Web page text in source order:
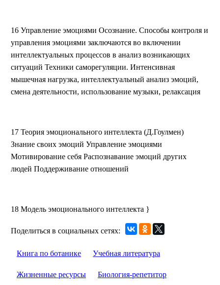
16 Управление эмоциями Осознание. Способы контроля и
управления эмоциями заключаются во включении
интеллектуальных процессов в анализ возникающих
ситуаций Техники саморегуляции. Интенсивная
мышечная нагрузка, интеллектуальный анализ эмоций,
смена деятельности, использование музыки, релаксация
17 Теория эмоционального интеллекта (Д.Гоулмен)
Знание своих эмоций Управление эмоциями
Мотивирование себя Распознавание эмоций других
людей Поддерживание отношений
18 Модель эмоционального интеллекта }
Поделиться в социальных сетях:
Книга по ботанике Учебная литература
Жизненные ресурсы Биология-репетитор